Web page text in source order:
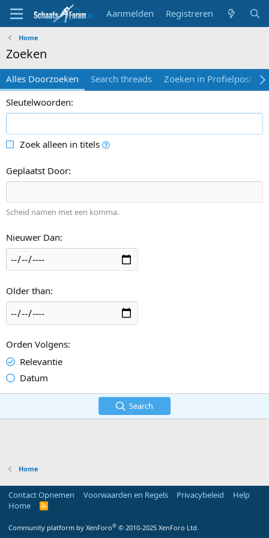
Aanmelden Registreren
Home
Zoeken
Alles Doorzoeken Search threads Zoeken in Profielposts
Sleutelwoorden
Zoek alleen in titels
Geplaatst Door
Scheid namen met een komma.
Nieuwer Dan
Older than
Orden Volgens
Relevantie
Datum
Search
Home
Contact Opnemen Voorwaarden en Regels Privacybeleid
Help
Home
R
Community platform by XenForo® © 2010-2025 XenForo Ltd.